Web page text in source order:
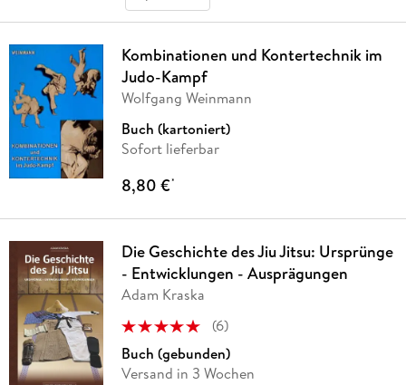
Kombinationen und Kontertechnik im
Judo-Kampf
Wolfgang Weinmann
Buch (kartoniert)
Sofort lieferbar
8,80 €*
Die Geschichte des Jiu Jitsu: Ursprünge
- Entwicklungen - Ausprägungen
Adam Kraska
(6)
Buch (gebunden)
Versand in 3 Wochen